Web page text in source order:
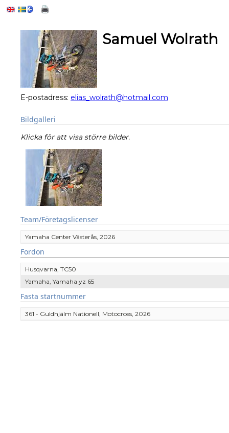
Samuel Wolrath
E-postadress: elias_wolrath@hotmail.com
Bildgalleri
Klicka för att visa större bilder.
Team/Företagslicenser
Yamaha Center Västerås, 2026
Fordon
Husqvarna, TC50
Yamaha, Yamaha yz 65
Fasta startnummer
361 - Guldhjälm Nationell, Motocross, 2026